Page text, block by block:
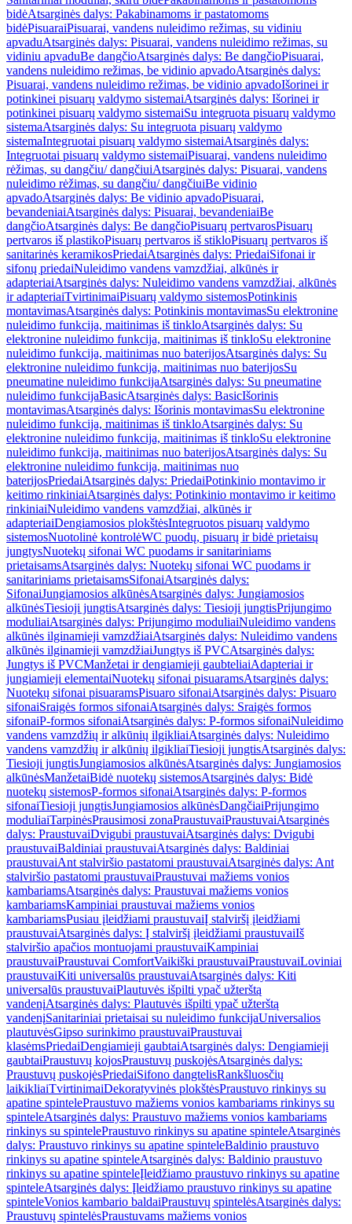
bidėAtsarginės dalys: Pakabinamoms ir pastatomoms
bidėPisuaraiPisuarai, vandens nuleidimo režimas, su vidiniu
apvaduAtsarginės dalys: Pisuarai, vandens nuleidimo režimas, su
vidiniu apvaduBe dangčioAtsarginės dalys: Be dangčioPisuarai,
vandens nuleidimo režimas, be vidinio apvadoAtsarginės dalys:
Pisuarai, vandens nuleidimo režimas, be vidinio apvadoIšorinei ir
potinkinei pisuarų valdymo sistemaiAtsarginės dalys: Išorinei ir
potinkinei pisuarų valdymo sistemaiSu integruota pisuarų valdymo
sistemaAtsarginės dalys: Su integruota pisuarų valdymo
sistemaIntegruotai pisuarų valdymo sistemaiAtsarginės dalys:
Integruotai pisuarų valdymo sistemaiPisuarai, vandens nuleidimo
rėžimas, su dangčiu/ dangčiuiAtsarginės dalys: Pisuarai, vandens
nuleidimo rėžimas, su dangčiu/ dangčiuiBe vidinio
apvadoAtsarginės dalys: Be vidinio apvadoPisuarai,
bevandeniaiAtsarginės dalys: Pisuarai, bevandeniaiBe
dangčioAtsarginės dalys: Be dangčioPisuarų pertvarosPisuarų
pertvaros iš plastikoPisuarų pertvaros iš stikloPisuarų pertvaros iš
sanitarinės keramikosPriedaiAtsarginės dalys: PriedaiSifonai ir
sifonų priedaiNuleidimo vandens vamzdžiai, alkūnės ir
adapteriaiAtsarginės dalys: Nuleidimo vandens vamzdžiai, alkūnės
ir adapteriaiTvirtinimaiPisuarų valdymo sistemosPotinkinis
montavimasAtsarginės dalys: Potinkinis montavimasSu elektronine
nuleidimo funkcija, maitinimas iš tinkloAtsarginės dalys: Su
elektronine nuleidimo funkcija, maitinimas iš tinkloSu elektronine
nuleidimo funkcija, maitinimas nuo baterijosAtsarginės dalys: Su
elektronine nuleidimo funkcija, maitinimas nuo baterijosSu
pneumatine nuleidimo funkcijaAtsarginės dalys: Su pneumatine
nuleidimo funkcijaBasicAtsarginės dalys: BasicIšorinis
montavimasAtsarginės dalys: Išorinis montavimasSu elektronine
nuleidimo funkcija, maitinimas iš tinkloAtsarginės dalys: Su
elektronine nuleidimo funkcija, maitinimas iš tinkloSu elektronine
nuleidimo funkcija, maitinimas nuo baterijosAtsarginės dalys: Su
elektronine nuleidimo funkcija, maitinimas nuo
baterijosPriedaiAtsarginės dalys: PriedaiPotinkinio montavimo ir
keitimo rinkiniaiAtsarginės dalys: Potinkinio montavimo ir keitimo
rinkiniaiNuleidimo vandens vamzdžiai, alkūnės ir
adapteriaiDengiamosios plokštėsIntegruotos pisuarų valdymo
sistemosNuotolinė kontrolėWC puodų, pisuarų ir bidė prietaisų
jungtysNuotekų sifonai WC puodams ir sanitariniams
prietaisamsAtsarginės dalys: Nuotekų sifonai WC puodams ir
sanitariniams prietaisamsSifonaiAtsarginės dalys:
SifonaiJungiamosios alkūnėsAtsarginės dalys: Jungiamosios
alkūnėsTiesioji jungtisAtsarginės dalys: Tiesioji jungtisPrijungimo
moduliaiAtsarginės dalys: Prijungimo moduliaiNuleidimo vandens
alkūnės ilginamieji vamzdžiaiAtsarginės dalys: Nuleidimo vandens
alkūnės ilginamieji vamzdžiaiJungtys iš PVCAtsarginės dalys:
Jungtys iš PVCManžetai ir dengiamieji gaubteliaiAdapteriai ir
jungiamieji elementaiNuotekų sifonai pisuaramsAtsarginės dalys:
Nuotekų sifonai pisuaramsPisuaro sifonaiAtsarginės dalys: Pisuaro
sifonaiSraigės formos sifonaiAtsarginės dalys: Sraigės formos
sifonaiP-formos sifonaiAtsarginės dalys: P-formos sifonaiNuleidimo
vandens vamzdžių ir alkūnių ilgikliaiAtsarginės dalys: Nuleidimo
vandens vamzdžių ir alkūnių ilgikliaiTiesioji jungtisAtsarginės dalys:
Tiesioji jungtisJungiamosios alkūnėsAtsarginės dalys: Jungiamosios
alkūnėsManžetaiBidė nuotekų sistemosAtsarginės dalys: Bidė
nuotekų sistemosP-formos sifonaiAtsarginės dalys: P-formos
sifonaiTiesioji jungtisJungiamosios alkūnėsDangčiaiPrijungimo
moduliaiTarpinėsPrausimosi zonaPraustuvaiPraustuvaiAtsarginės
dalys: PraustuvaiDvigubi praustuvaiAtsarginės dalys: Dvigubi
praustuvaiBaldiniai praustuvaiAtsarginės dalys: Baldiniai
praustuvaiAnt stalviršio pastatomi praustuvaiAtsarginės dalys: Ant
stalviršio pastatomi praustuvaiPraustuvai mažiems vonios
kambariamsAtsarginės dalys: Praustuvai mažiems vonios
kambariamsKampiniai praustuvai mažiems vonios
kambariamsPusiau įleidžiami praustuvaiĮ stalviršį įleidžiami
praustuvaiAtsarginės dalys: Į stalviršį įleidžiami praustuvaiIš
stalviršio apačios montuojami praustuvaiKampiniai
praustuvaiPraustuvai ComfortVaikiški praustuvaiPraustuvaiLoviniai
praustuvaiKiti universalūs praustuvaiAtsarginės dalys: Kiti
universalūs praustuvaiPlautuvės išpilti ypač užterštą
vandenįAtsarginės dalys: Plautuvės išpilti ypač užterštą
vandenįSanitariniai prietaisai su nuleidimo funkcijaUniversalios
plautuvėsGipso surinkimo praustuvaiPraustuvai
klasėmsPriedaiDengiamieji gaubtaiAtsarginės dalys: Dengiamieji
gaubtaiPraustuvų kojosPraustuvų puskojėsAtsarginės dalys:
Praustuvų puskojėsPriedaiSifono dangtelisRankšluosčių
laikikliaiTvirtinimaiDekoratyvinės plokštėsPraustuvo rinkinys su
apatine spintelePraustuvo mažiems vonios kambariams rinkinys su
spinteleAtsarginės dalys: Praustuvo mažiems vonios kambariams
rinkinys su spintelePraustuvo rinkinys su apatine spinteleAtsarginės
dalys: Praustuvo rinkinys su apatine spinteleBaldinio praustuvo
rinkinys su apatine spinteleAtsarginės dalys: Baldinio praustuvo
rinkinys su apatine spinteleĮleidžiamo praustuvo rinkinys su apatine
spinteleAtsarginės dalys: Įleidžiamo praustuvo rinkinys su apatine
spinteleVonios kambario baldaiPraustuvų spintelėsAtsarginės dalys:
Praustuvų spintelėsPraustuvams mažiems vonios